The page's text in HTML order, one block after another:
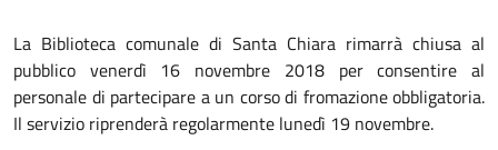
La Biblioteca comunale di Santa Chiara rimarrà chiusa al
pubblico venerdì 16 novembre 2018 per consentire al
personale di partecipare a un corso di fromazione obbligatoria.
Il servizio riprenderà regolarmente lunedì 19 novembre.